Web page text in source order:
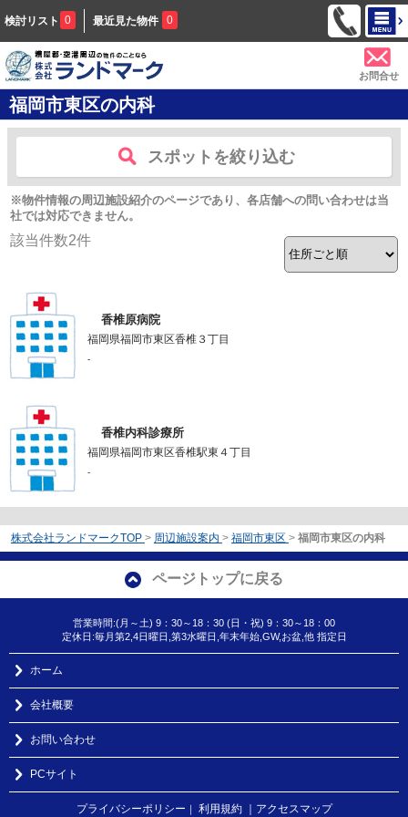
検討リスト 0 最近見た物件 0
お問合せ
福岡市東区の内科
スポットを絞り込む
※物件情報の周辺施設紹介のページであり、各店舗への問い合わせは当
社では対応できません。
該当件数2件
香椎原病院
福岡県福岡市東区香椎３丁目
-
香椎内科診療所
福岡県福岡市東区香椎駅東４丁目
-
株式会社ランドマークTOP > 周辺施設案内 > 福岡市東区 > 福岡市東区の内科
ページトップに戻る
営業時間:(月～土) 9：30～18：30 (日・祝) 9：30～18：00
定休日:毎月第2,4日曜日,第3水曜日,年末年始,GW,お盆,他 指定日
ホーム
会社概要
お問い合わせ
PCサイト
プライバシーポリシー ｜ 利用規約 ｜アクセスマップ